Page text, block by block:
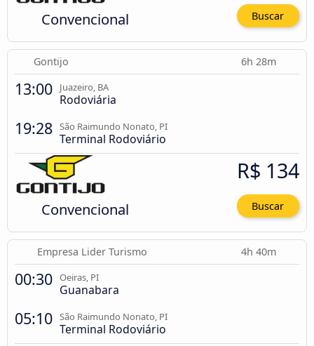
Convencional Buscar
Gontijo 6h 28m
13:00 Juazeiro, BA
Rodoviária
19:28 São Raimundo Nonato, PI
Terminal Rodoviário
Convencional
R$ 134
Buscar
Empresa Lider Turismo 4h 40m
00:30 Oeiras, PI
Guanabara
05:10 São Raimundo Nonato, PI
Terminal Rodoviário